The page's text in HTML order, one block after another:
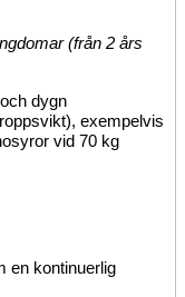
(från 2 års
dygn
exempelvis
vid 70 kg
en kontinuerlig